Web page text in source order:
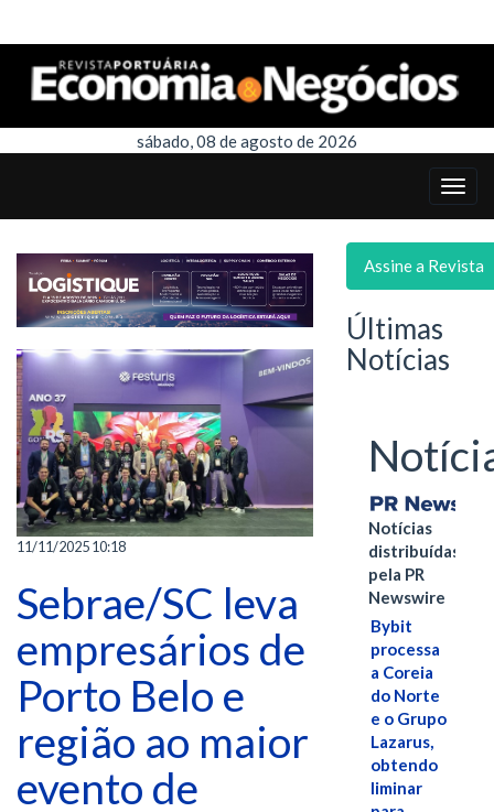
sábado, 08 de agosto de 2026
11/11/2025 10:18
Sebrae/SC leva
empresários de
Porto Belo e
região ao maior
evento de
Assine a Revista
Últimas
Notícias
Notícias
distribuídas
pela PR
Newswire
Bybit
processa
a Coreia
do Norte
e o Grupo
Lazarus,
obtendo
liminar